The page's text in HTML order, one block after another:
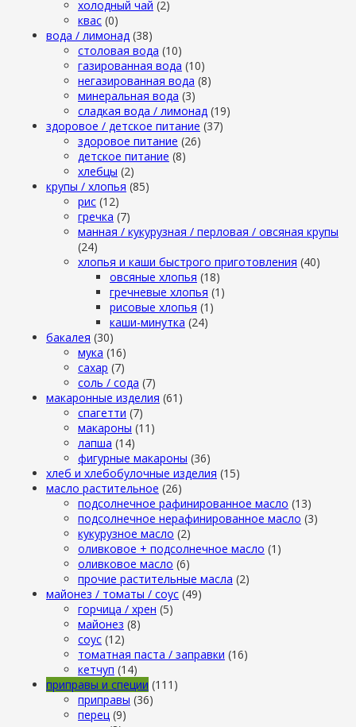
холодный чай (2)
квас (0)
вода / лимонад (38)
столовая вода (10)
газированная вода (10)
негазированная вода (8)
минеральная вода (3)
сладкая вода / лимонад (19)
здоровое / детское питание (37)
здоровое питание (26)
детское питание (8)
хлебцы (2)
крупы / хлопья (85)
рис (12)
гречка (7)
манная / кукурузная / перловая / овсяная крупы
(24)
хлопья и каши быстрого приготовления (40)
овсяные хлопья (18)
гречневые хлопья (1)
рисовые хлопья (1)
каши-минутка (24)
бакалея (30)
мука (16)
сахар (7)
cоль / cода (7)
макаронные изделия (61)
cпагетти (7)
макароны (11)
лапша (14)
фигурные макароны (36)
хлеб и хлебобулочные изделия (15)
масло растительное (26)
подсолнечное рафинированное масло (13)
подсолнечное нерафинированное масло (3)
кукурузное масло (2)
оливковое + подсолнечное масло (1)
оливковое масло (6)
прочие растительные масла (2)
майонез / томаты / соус (49)
горчица / хрен (5)
майонез (8)
соус (12)
томатная паста / заправки (16)
кетчуп (14)
приправы и специи (111)
приправы (36)
перец (9)